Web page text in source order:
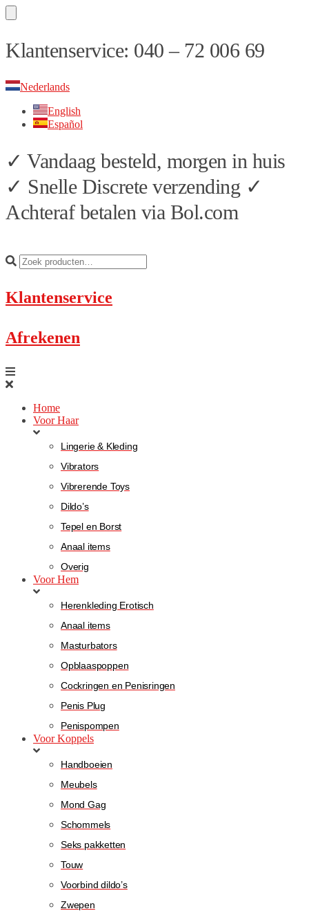
Skip
to
Skip
to
Klantenservice: 040 – 72 006 69
Nederlands
English
Español
✓ Vandaag besteld, morgen in huis
✓ Snelle Discrete verzending ✓
Achteraf betalen via Bol.com
Klantenservice
Afrekenen
Home
Voor Haar
Lingerie & Kleding
Vibrators
Vibrerende Toys
Dildo’s
Tepel en Borst
Anaal items
Overig
Voor Hem
Herenkleding Erotisch
Anaal items
Masturbators
Opblaaspoppen
Cockringen en Penisringen
Penis Plug
Penispompen
Voor Koppels
Handboeien
Meubels
Mond Gag
Schommels
Seks pakketten
Touw
Voorbind dildo’s
Zwepen